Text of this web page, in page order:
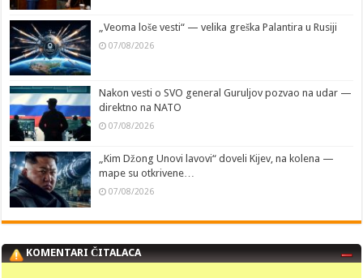
„Veoma loše vesti“ — velika greška Palantira u Rusiji
07/08/2026
Nakon vesti o SVO general Guruljov pozvao na udar —
direktno na NATO
07/08/2026
„Kim Džong Unovi lavovi“ doveli Kijev, na kolena —
mape su otkrivene…
07/08/2026
KOMENTARI ČITALACA